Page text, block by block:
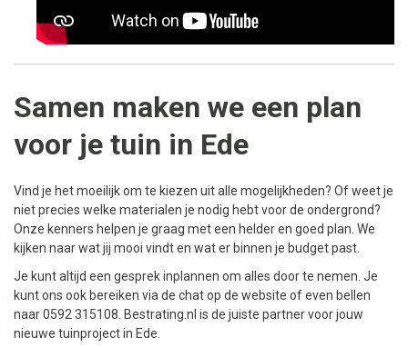
Samen maken we een plan
voor je tuin in Ede
Vind je het moeilijk om te kiezen uit alle mogelijkheden? Of weet je
niet precies welke materialen je nodig hebt voor de ondergrond?
Onze kenners helpen je graag met een helder en goed plan. We
kijken naar wat jij mooi vindt en wat er binnen je budget past.
Je kunt altijd een gesprek inplannen om alles door te nemen. Je
kunt ons ook bereiken via de chat op de website of even bellen
naar 0592 315108. Bestrating.nl is de juiste partner voor jouw
nieuwe tuinproject in Ede.